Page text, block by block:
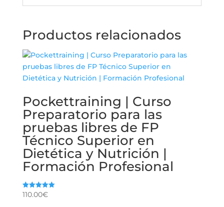
Productos relacionados
Pockettraining | Curso
Preparatorio para las
pruebas libres de FP
Técnico Superior en
Dietética y Nutrición |
Formación Profesional
Valorado
110.00€